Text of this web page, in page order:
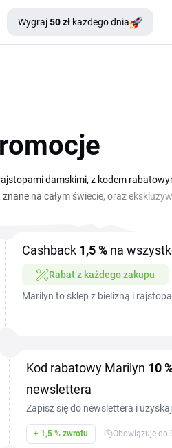
Wygraj50 zł każdego dnia
damskimi, z kodem
na całym świecie, oraz
Przegląd aktywnych kodów i
Cashback 1,5 % na
Rabat z każdego zakupu
Marilyn to sklep z bielizną i
Kod rabatowy Marilyn 10
newslettera
Zapisz się do newslettera i
wpisać adres e-mail w
wiadomości e-mail, a po
+ 1,5 % zwrotu Obowiązuje do